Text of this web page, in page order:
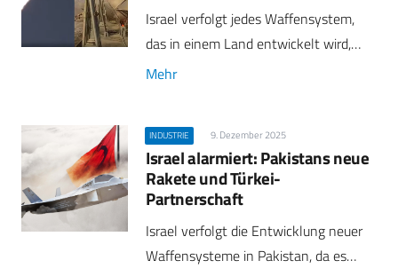
Israel verfolgt jedes Waffensystem,
das in einem Land entwickelt wird,…
Mehr
INDUSTRIE 9. Dezember 2025
Israel alarmiert: Pakistans neue
Rakete und Türkei-
Partnerschaft
Israel verfolgt die Entwicklung neuer
Waffensysteme in Pakistan, da es…